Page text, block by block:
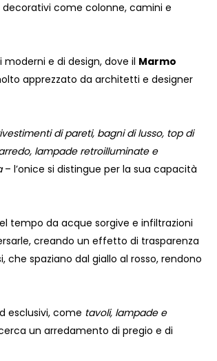
come colonne, camini e
e di design, dove il Marmo
apprezzato da architetti e designer
di pareti, bagni di lusso, top di
lampade retroilluminate e
– l’onice si distingue per la sua capacità
tempo da acque sorgive e infiltrazioni
creando un effetto di trasparenza
spaziano dal giallo al rosso, rendono
esclusivi, come tavoli, lampade e
un arredamento di pregio e di